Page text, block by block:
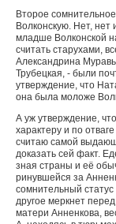
Второе
Волконскую. Нет,
младше Волконской
считать старухами,
Александрина
Трубецкая, - были
утверждение, что
она была моложе
А уж утверждение,
характеру и по
считаю самой
доказать сей факт.
зная страны и её
ринувшейся за
сомнительный
другое меркнет
матери Анненкова,